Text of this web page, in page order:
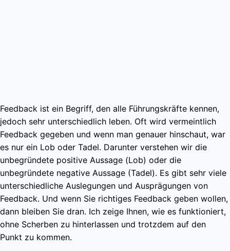
Feedback ist ein Begriff, den alle Führungskräfte kennen,
jedoch sehr unterschiedlich leben. Oft wird vermeintlich
Feedback gegeben und wenn man genauer hinschaut, war
es nur ein Lob oder Tadel. Darunter verstehen wir die
unbegründete positive Aussage (Lob) oder die
unbegründete negative Aussage (Tadel). Es gibt sehr viele
unterschiedliche Auslegungen und Ausprägungen von
Feedback. Und wenn Sie richtiges Feedback geben wollen,
dann bleiben Sie dran. Ich zeige Ihnen, wie es funktioniert,
ohne Scherben zu hinterlassen und trotzdem auf den
Punkt zu kommen.